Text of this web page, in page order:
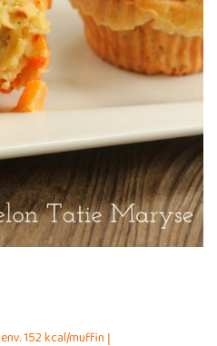
env. 152 kcal/muffin